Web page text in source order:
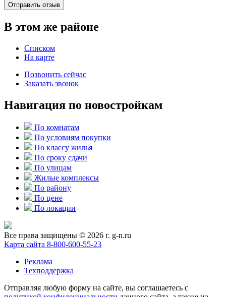
Отправить отзыв
В этом же районе
Списком
На карте
Позвонить сейчас
Заказать звонок
Навигация по новостройкам
По комнатам
По условиям покупки
По классу жилья
По сроку сдачи
По улицам
Жилые комплексы
По району
По цене
По локации
Все права защищены © 2026 г. g-n.ru
Карта сайта 8-800-600-55-23
Реклама
Техподдержка
Отправляя любую форму на сайте, вы соглашаетесь с